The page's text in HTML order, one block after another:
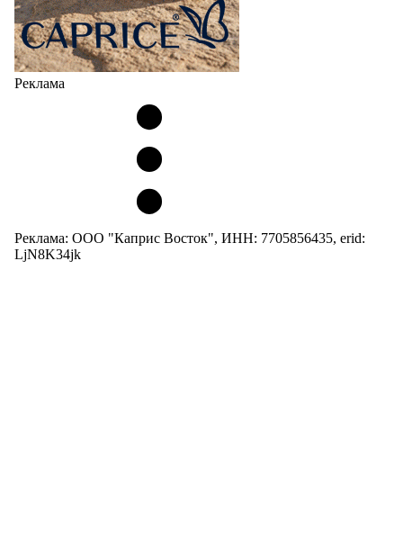
Реклама
Реклама: ООО "Каприс Восток", ИНН: 7705856435, erid:
LjN8K34jk